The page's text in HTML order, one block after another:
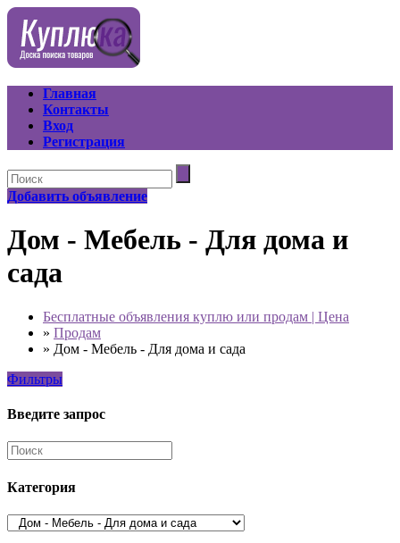
Главная
Контакты
Вход
Регистрация
Добавить объявление
Дом - Мебель - Для дома и
сада
Бесплатные объявления куплю или продам | Цена
» Продам
» Дом - Мебель - Для дома и сада
Фильтры
Введите запрос
Категория